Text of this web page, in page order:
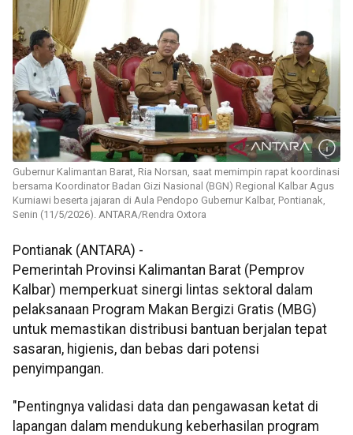
Gubernur Kalimantan Barat, Ria Norsan, saat memimpin rapat koordinasi
bersama Koordinator Badan Gizi Nasional (BGN) Regional Kalbar Agus
Kurniawi beserta jajaran di Aula Pendopo Gubernur Kalbar, Pontianak,
Senin (11/5/2026). ANTARA/Rendra Oxtora
Pontianak (ANTARA) -
Pemerintah Provinsi Kalimantan Barat (Pemprov
Kalbar) memperkuat sinergi lintas sektoral dalam
pelaksanaan Program Makan Bergizi Gratis (MBG)
untuk memastikan distribusi bantuan berjalan tepat
sasaran, higienis, dan bebas dari potensi
penyimpangan.
"Pentingnya validasi data dan pengawasan ketat di
lapangan dalam mendukung keberhasilan program